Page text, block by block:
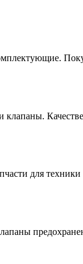
клапаны.
для